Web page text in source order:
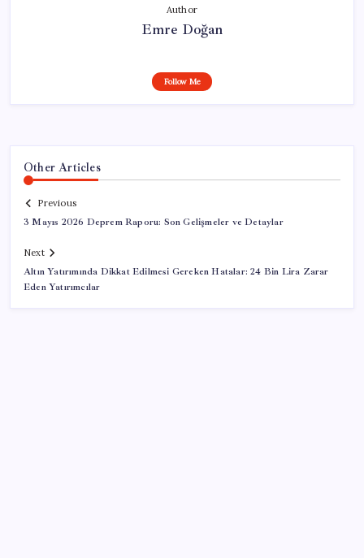
Author
Emre Doğan
Follow Me
Other Articles
Previous
3 Mayıs 2026 Deprem Raporu: Son Gelişmeler ve Detaylar
Next
Altın Yatırımında Dikkat Edilmesi Gereken Hatalar: 24 Bin Lira Zarar
Eden Yatırımcılar